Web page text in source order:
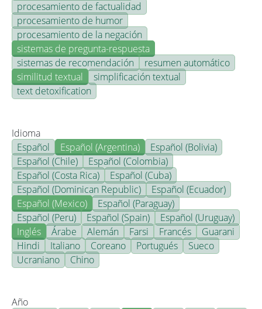
procesamiento de factualidad
procesamiento de humor
procesamiento de la negación
sistemas de pregunta-respuesta
sistemas de recomendación
resumen automático
similitud textual
simplificación textual
text detoxification
Idioma
Español
Español (Argentina)
Español (Bolivia)
Español (Chile)
Español (Colombia)
Español (Costa Rica)
Español (Cuba)
Español (Dominican Republic)
Español (Ecuador)
Español (Mexico)
Español (Paraguay)
Español (Peru)
Español (Spain)
Español (Uruguay)
Inglés
Árabe Alemán Farsi Francés
Guarani
Hindi
Italiano Coreano Portugués
Sueco
Ucraniano
Chino
Año